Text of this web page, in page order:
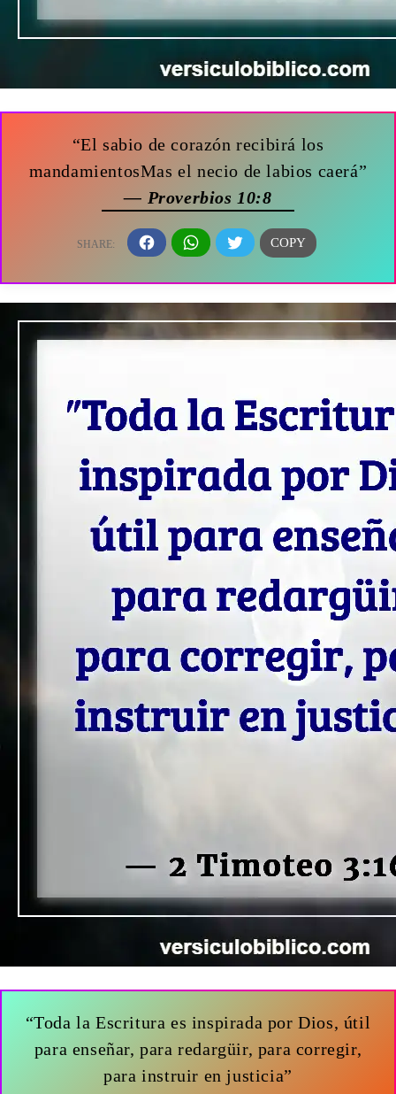
“El sabio de corazón recibirá los
mandamientosMas el necio de labios caerá”
— Proverbios 10:8
“Toda la Escritura es inspirada por Dios, útil
para enseñar, para redargüir, para corregir,
para instruir en justicia”